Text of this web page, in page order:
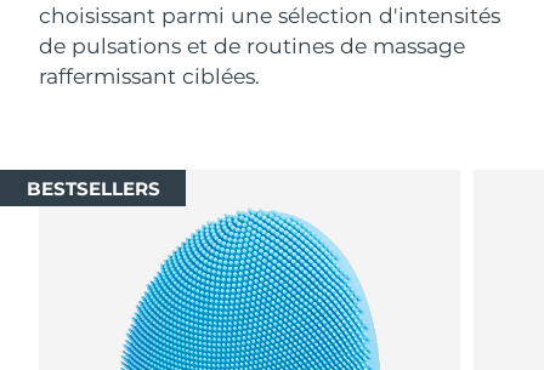
choisissant parmi une sélection d'intensités
de pulsations et de routines de massage
raffermissant ciblées.
BESTSELLERS